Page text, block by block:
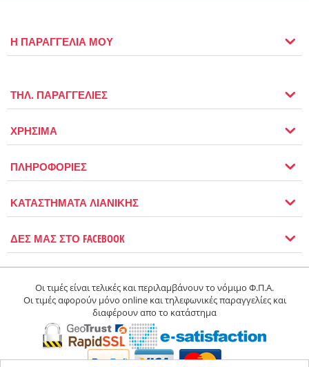
Η ΠΑΡΑΓΓΕΛΙΑ ΜΟΥ
ΤΗΛ. ΠΑΡΑΓΓΕΛΙΕΣ
ΧΡΗΣΙΜΑ
ΠΛΗΡΟΦΟΡΙΕΣ
ΚΑΤΑΣΤΗΜΑΤΑ ΛΙΑΝΙΚΗΣ
ΔΕΣ ΜΑΣ ΣΤΟ FACEBOOK
Οι τιμές είναι τελικές και περιλαμβάνουν το νόμιμο Φ.Π.Α.
Οι τιμές αφορούν μόνο online και τηλεφωνικές παραγγελίες και
διαφέρουν απο το κατάστημα